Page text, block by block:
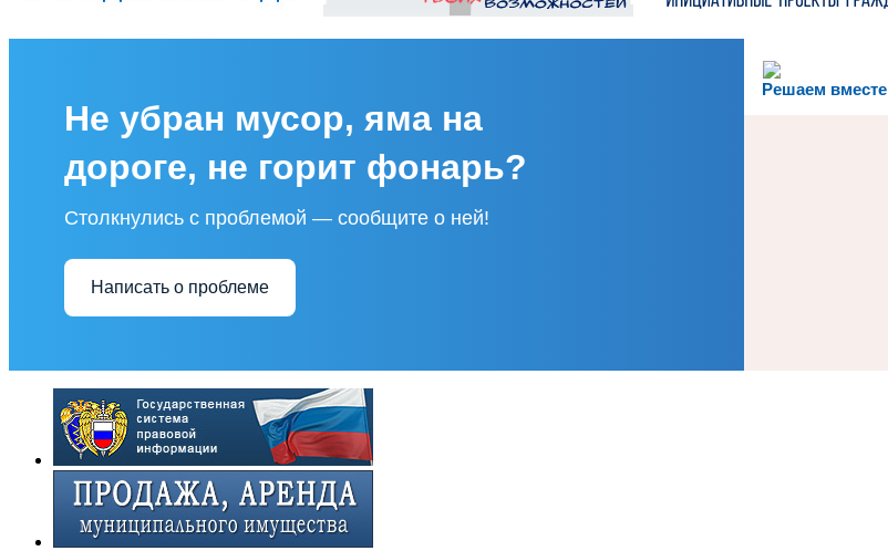
Решаем вместе
Не убран мусор, яма на
дороге, не горит фонарь?
Столкнулись с проблемой — сообщите о ней!
Написать о проблеме